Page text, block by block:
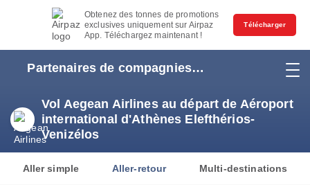
Obtenez des tonnes de promotions
exclusives uniquement sur Airpaz
App. Téléchargez maintenant !
Télécharger
Partenaires de compagnies
Vol Aegean Airlines au départ de Aéroport
international d'Athènes Elefthérios-
Venizélos
Aller simple Aller-retour Multi-destinations